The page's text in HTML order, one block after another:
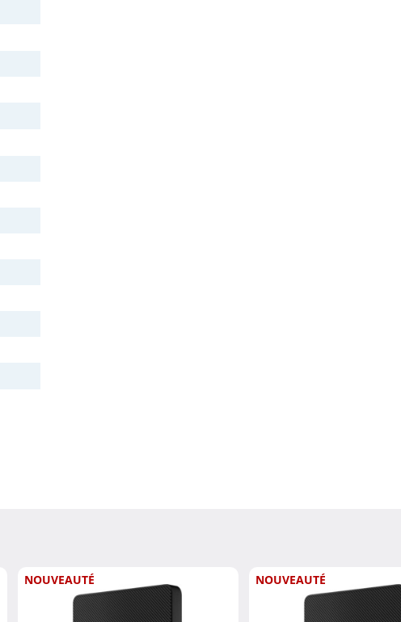
NOUVEAUTÉ NOUVEAUTÉ